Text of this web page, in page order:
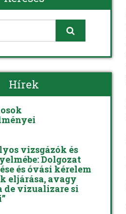
Hírek
vizsgázók és
Dolgozat
és óvási kérelem
eljárása, avagy
de vizualizare si